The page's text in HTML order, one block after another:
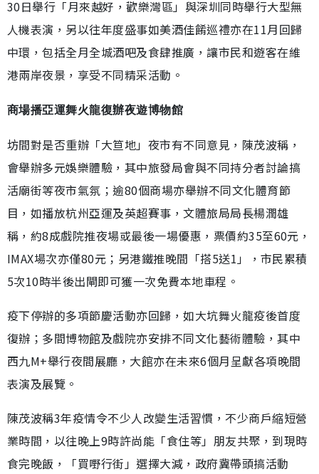
30日舉行「月來越好，歡樂灣區」與深圳同時舉行大型無
人機表演，另以往年度盛事如美酒佳餚巡禮亦在11月回歸
中環，包括全月全城酒吧及食肆推廣，讓市民和遊客在維
港兩岸夜景，享受不同精采活動。
商場播亞運舞火龍復辦夜遊博物館
坊間對是否重辦「大笪地」夜市有不同意見，陳茂波稱，
會舉辦多元娛樂體驗，其中旅發局會與不同持分者討論搞
活廟街等夜市氣氛；逾80個商場亦舉辦不同文化體育節
目，如播放杭州亞運及英超賽事，文體旅局局長楊潤雄
稱，約8成戲院推夜場或最後一場優惠，票價約35至60元，
IMAX場次亦僅80元；另港鐵推晚間「搭5送1」，市民累積
5次10時半後出閘即可獲一次免費本地車程。
疫下停辦的多項節慶活動亦回歸，如大坑舞火龍疫後首度
復辦；多間博物館及戲院亦安排不同文化藝術體驗，其中
西九M+舉行夜間展廳，大館亦在未來6個月呈獻各項晚間
表演及展覽。
陳茂波稱3年疫情令不少人改變生活習慣，不少商戶縮短營
業時間，以往晚上9時許尚能「食住等」朋友共聚，到現時
食完晚飯，「買嘢行街」選擇大減，政府冀帶頭搞活動